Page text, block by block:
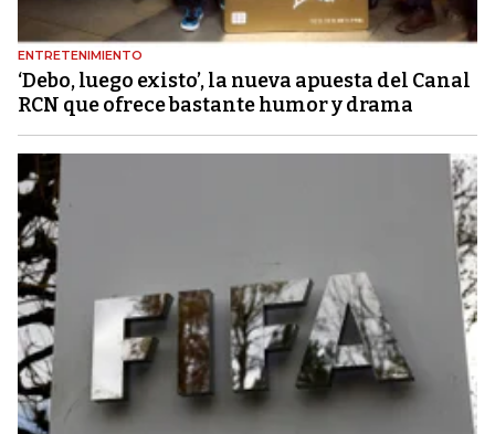
ENTRETENIMIENTO
‘Debo, luego existo’, la nueva apuesta del Canal
RCN que ofrece bastante humor y drama